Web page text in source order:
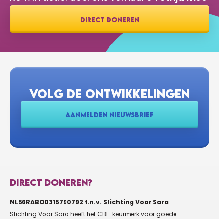
DIRECT DONEREN
VOLG DE ONTWIKKELINGEN
AANMELDEN NIEUWSBRIEF
DIRECT DONEREN?
NL56RABO0315790792 t.n.v. Stichting Voor Sara
Stichting Voor Sara heeft het CBF-keurmerk voor goede